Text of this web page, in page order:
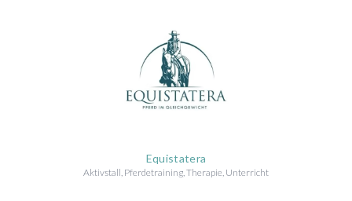
Equistatera
Aktivstall, Pferdetraining, Therapie, Unterricht